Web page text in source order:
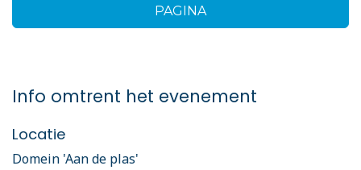
PAGINA
Info omtrent het evenement
Locatie
Domein 'Aan de plas'